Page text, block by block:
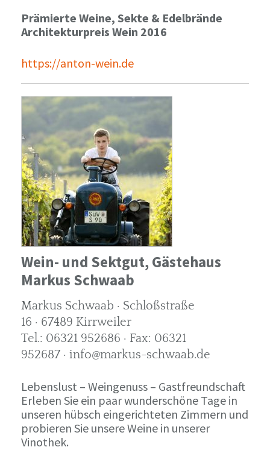
Prämierte Weine, Sekte & Edelbrände
Architekturpreis Wein 2016
https://anton-wein.de
Wein- und Sektgut, Gästehaus
Markus Schwaab
Markus Schwaab · Schloßstraße
16 · 67489 Kirrweiler
Tel.: 06321 952686 · Fax: 06321
952687 · info@markus-schwaab.de
Lebenslust – Weingenuss – Gastfreundschaft
Erleben Sie ein paar wunderschöne Tage in
unseren hübsch eingerichteten Zimmern und
probieren Sie unsere Weine in unserer
Vinothek.